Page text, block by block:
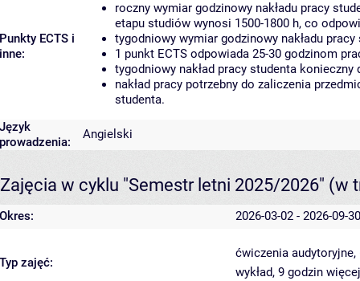
Punkty ECTS i
inne:
roczny wymiar godzinowy nakładu pracy
etapu studiów wynosi 1500-1800 h, co
tygodniowy wymiar godzinowy nakładu
1 punkt ECTS odpowiada 25-30 godzinom
tygodniowy nakład pracy studenta
nakład pracy potrzebny do zaliczenia
studenta.
Język
prowadzenia:
Angielski
Zajęcia w cyklu "Semestr letni 2025/2026" (w
Okres: 2026-03-02 - 2026-09-30
Typ zajęć:
ćwiczenia
wykład, 9 godzin